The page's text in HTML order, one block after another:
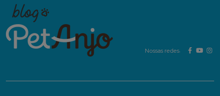
Nossas redes: